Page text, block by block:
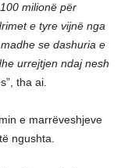
milionë për
e tyre vijnë nga
se dashuria e
urrejtjen ndaj nesh
s”, tha ai.
e marrëveshjeve
ngushta.